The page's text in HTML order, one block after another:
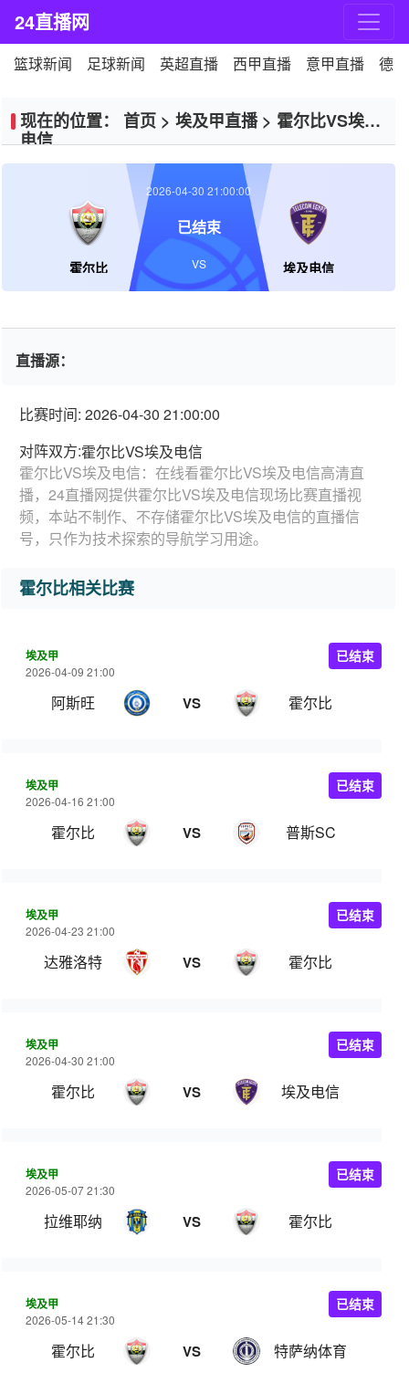
24直播网
篮球新闻 足球新闻 英超直播 西甲直播 意甲直播 德
现在的位置： 首页 > 埃及甲直播> 霍尔比VS埃及
电信
霍尔比 埃及电信
2026-04-30 21:00:00
已结束
VS
直播源：
比赛时间: 2026-04-30 21:00:00
对阵双方:霍尔比VS埃及电信
霍尔比VS埃及电信：在线看霍尔比VS埃及电信高清直
播，24直播网提供霍尔比VS埃及电信现场比赛直播视
频，本站不制作、不存储霍尔比VS埃及电信的直播信
号，只作为技术探索的导航学习用途。
霍尔比相关比赛
埃及甲
2026-04-09 21:00
阿斯旺 VS 霍尔比
已结束
埃及甲
2026-04-16 21:00
霍尔比 VS 普斯SC
已结束
埃及甲
2026-04-23 21:00
达雅洛特 VS 霍尔比
已结束
埃及甲
2026-04-30 21:00
霍尔比 VS 埃及电信
已结束
埃及甲
2026-05-07 21:30
拉维耶纳 VS 霍尔比
已结束
埃及甲
2026-05-14 21:30
霍尔比 VS 特萨纳体育
已结束